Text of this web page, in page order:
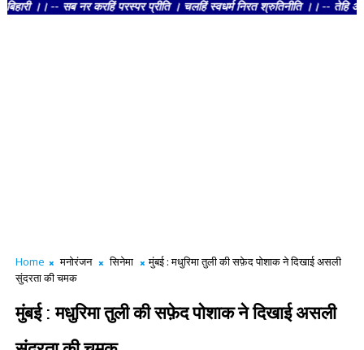
-- सब नर करहिं परस्पर प्रीति । चलहिं स्वधर्म निरत श्रुतिनीति ।। -- तेहि
Home मनोरंजन सिनेमा
मुंबई : मधुरिमा तुली की सफ़ेद पोशाक ने दिखाई असली
सुंदरता की चमक
मुंबई : मधुरिमा तुली की सफ़ेद पोशाक ने दिखाई असली